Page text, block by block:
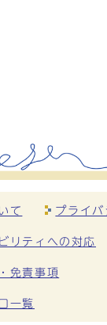
て プライバ
リティへの対応
免責事項
一覧